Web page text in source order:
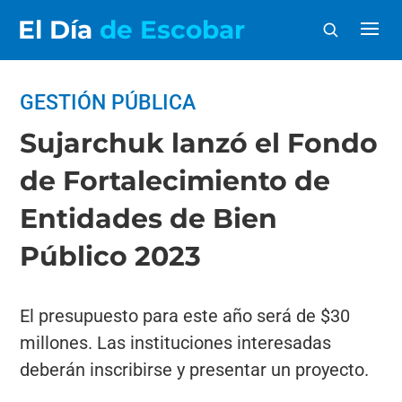
El Día de Escobar
GESTIÓN PÚBLICA
Sujarchuk lanzó el Fondo
de Fortalecimiento de
Entidades de Bien
Público 2023
El presupuesto para este año será de $30
millones. Las instituciones interesadas
deberán inscribirse y presentar un proyecto.